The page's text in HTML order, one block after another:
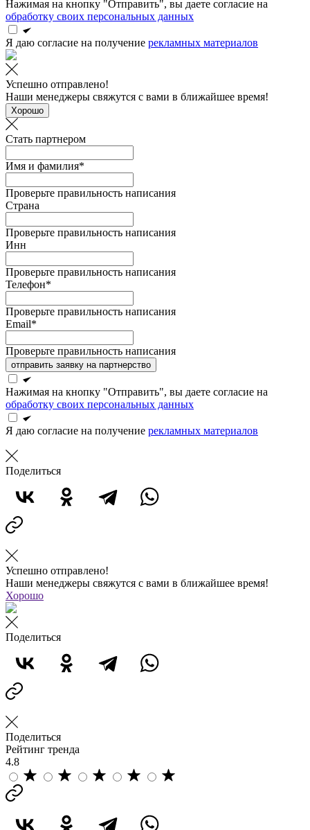
Нажимая на кнопку "Отправить", вы даете согласие на
обработку своих персональных данных
Я даю согласие на получение рекламных материалов
Успешно отправлено!
Наши менеджеры свяжутся с вами в ближайшее время!
Хорошо
Стать партнером
Имя и фамилия*
Проверьте правильность написания
Страна
Проверьте правильность написания
Инн
Проверьте правильность написания
Телефон*
Проверьте правильность написания
Email*
Проверьте правильность написания
отправить заявку на партнерство
Нажимая на кнопку "Отправить", вы даете согласие на
обработку своих персональных данных
Я даю согласие на получение рекламных материалов
Поделиться
Успешно отправлено!
Наши менеджеры свяжутся с вами в ближайшее время!
Хорошо
Поделиться
Поделиться
Рейтинг тренда
4.8